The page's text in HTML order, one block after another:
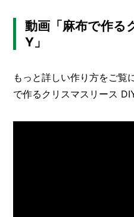
動画「麻布で作る
Y」
もっと詳しい作り方をご覧
で作るクリスマスリース